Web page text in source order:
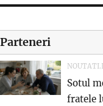
Parteneri
Sotul
fratele